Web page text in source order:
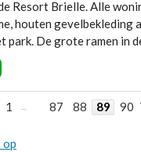
Resort Brielle. Alle
houten gevelbekleding
park. De grote ramen in
je op elk moment van de
Het vakantiepark ligt
een fiets, maar ook
omgeving verkennen.
1 87 88 89 90
op